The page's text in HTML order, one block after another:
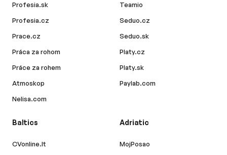
Profesia.sk
Profesia.cz
Prace.cz
Práca za rohom
Práce za rohem
Atmoskop
Nelisa.com
Teamio
Seduo.cz
Seduo.sk
Platy.cz
Platy.sk
Paylab.com
Baltics
CVonline.lt
Adriatic
MojPosao